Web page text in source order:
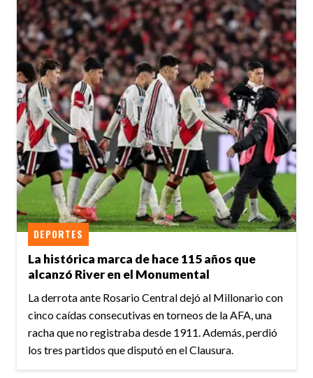
La histórica marca de hace 115 años que
alcanzó River en el Monumental
DEPORTES
La derrota ante Rosario Central dejó al Millonario con
cinco caídas consecutivas en torneos de la AFA, una
racha que no registraba desde 1911. Además, perdió
los tres partidos que disputó en el Clausura.